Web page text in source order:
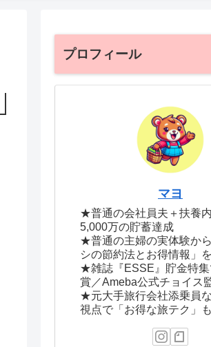
プロフィール
マヨ
★普通の会社員夫＋扶養
5,000万の貯蓄達成
★普通の主婦の実体験か
シの節約法とお得情報」
★雑誌『ESSE』貯金特集
賞／Ameba公式チョイス
★元大手旅行会社添乗員
視点で「お得な旅テク」